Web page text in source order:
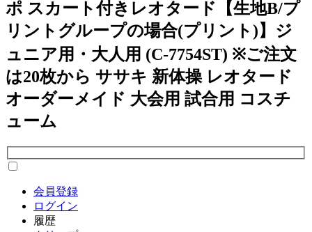
ポ スカート付きレオタード【生地B/プ
リントグループの場合(プリント)】ジ
ュニア用・大人用 (C-7754ST) ※ご注文
は20枚から ササキ 新体操 レオタード
オーダーメイド 大会用 試合用 コスチ
ューム
会員登録
ログイン
履歴